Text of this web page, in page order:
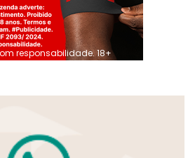
responsabilidade. 18+